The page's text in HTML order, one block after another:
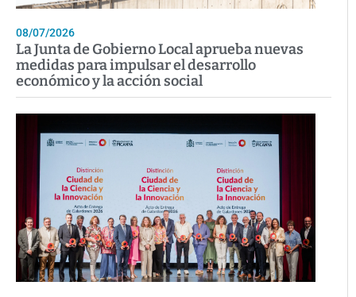
08/07/2026
La Junta de Gobierno Local aprueba nuevas
medidas para impulsar el desarrollo
económico y la acción social